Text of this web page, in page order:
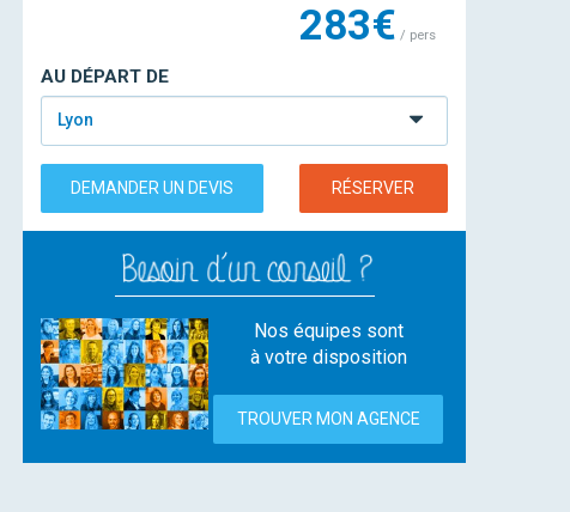
283€ / pers
AU DÉPART DE
Lyon
DEMANDER UN DEVIS RÉSERVER
Nos équipes sont
à votre disposition
TROUVER MON AGENCE